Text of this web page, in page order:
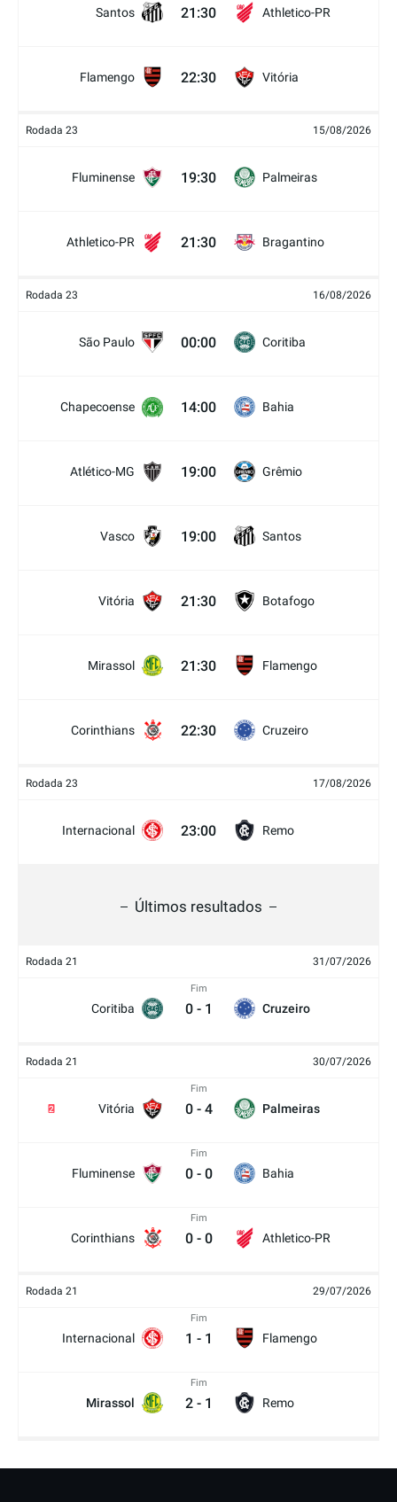
Santos 21:30 Athletico-PR
Flamengo 22:30 Vitória
Rodada 23 15/08/2026
Fluminense 19:30 Palmeiras
Athletico-PR 21:30 Bragantino
Rodada 23 16/08/2026
São Paulo 00:00 Coritiba
Chapecoense 14:00 Bahia
Atlético-MG 19:00 Grêmio
Vasco 19:00 Santos
Vitória 21:30 Botafogo
Mirassol 21:30 Flamengo
Corinthians 22:30 Cruzeiro
Rodada 23 17/08/2026
Internacional 23:00 Remo
Últimos resultados
Rodada 21 31/07/2026
Coritiba
Fim
0 - 1 Cruzeiro
Rodada 21 30/07/2026
Vitória
2
Fim
0 - 4 Palmeiras
Fluminense
Fim
0 - 0 Bahia
Corinthians
Fim
0 - 0 Athletico-PR
Rodada 21 29/07/2026
Internacional
Fim
1 - 1 Flamengo
Mirassol
Fim
2 - 1 Remo